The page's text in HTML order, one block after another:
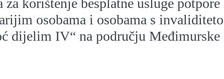
za korištenje besplatne usluge
osobama i osobama s
dijelim IV“ na području Međimurske